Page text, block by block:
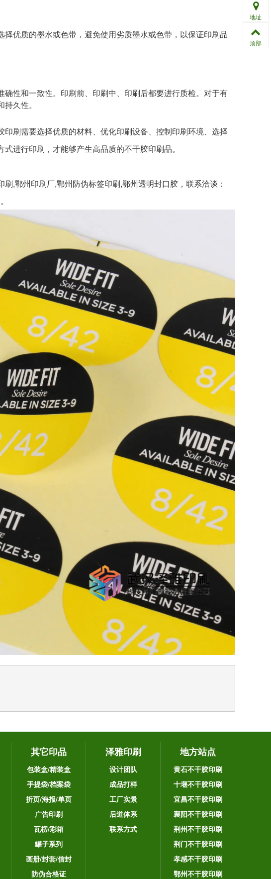
优质的墨水或色带，避免使用劣质墨水或色带，以保证印刷品
性和一致性。印刷前、印刷中、印刷后都要进行质检。对于有
久性。
刷需要选择优质的材料、优化印刷设备、控制印刷环境、选择
进行印刷，才能够产生高品质的不干胶印刷品。
刷,鄂州印刷厂,鄂州防伪标签印刷,鄂州透明封口胶 ，联系洽谈：
其它印品
包装盒/精装盒
手提袋/档案袋
折页/海报/单页
广告印刷
瓦楞/彩箱
罐子系列
画册/封套/信封
防伪合格证
泽雅印刷
设计团队
成品打样
工厂实景
后道体系
联系方式
地方站点
黄石不干胶印刷
十堰不干胶印刷
宜昌不干胶印刷
襄阳不干胶印刷
荆州不干胶印刷
荆门不干胶印刷
孝感不干胶印刷
鄂州不干胶印刷
地址
顶部